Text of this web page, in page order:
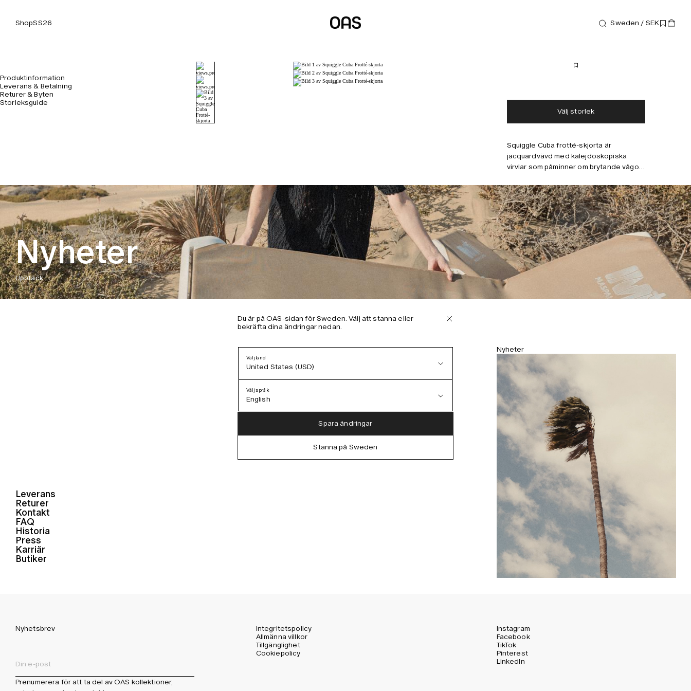
ShopSS26 Sweden / SEK
Produktinformation
Leverans & Betalning
Returer & Byten
Storleksguide
Välj storlek
Squiggle Cuba frotté-skjorta är
jacquardvävd med kalejdoskopiska
virvlar som påminner om brytande vågor,
Skjortan är tillverkad av medeltung
bomullsfrotté som är mjuk och
andningsbar, designad med
resortkrage. Modellen är 188 cm lång
och bär storlek M.
Kombinera med
Nyheter
Upptäck
Leverans
Returer
Kontakt
FAQ
Historia
Press
Karriär
Butiker
Nyheter
Nyhetsbrev
Prenumerera för att ta del av OAS kollektioner,
Integritetspolicy
Allmänna villkor
Tillgänglighet
Cookiepolicy
Instagram
Facebook
TikTok
Pinterest
LinkedIn
Du är på OAS-sidan för Sweden. Välj att stanna eller
bekräfta dina ändringar nedan.
Välj land
United States (USD)
Austria (EUR)
Välj språk
English
Spanish
Spara ändringar
Stanna på Sweden